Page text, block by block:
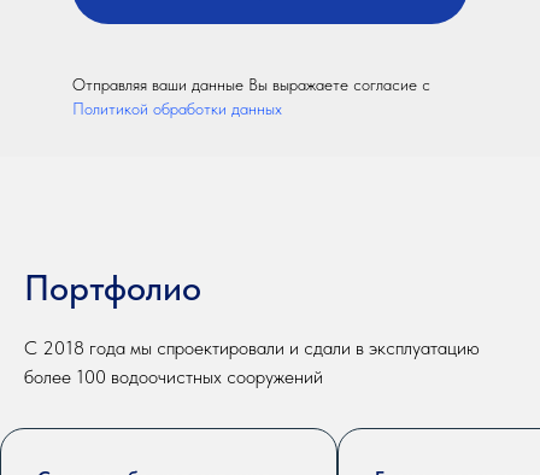
Отправляя ваши данные Вы выражаете согласие с
Политикой обработки данных
Портфолио
С 2018 года мы спроектировали и сдали в эксплуатацию
более 100 водоочистных сооружений